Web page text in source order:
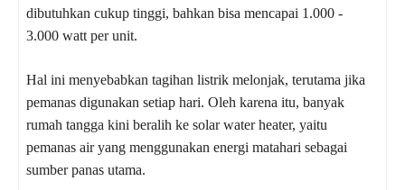
dibutuhkan cukup tinggi, bahkan bisa mencapai 1.000 -
3.000 watt per unit.
Hal ini menyebabkan tagihan listrik melonjak, terutama jika
pemanas digunakan setiap hari. Oleh karena itu, banyak
rumah tangga kini beralih ke solar water heater, yaitu
pemanas air yang menggunakan energi matahari sebagai
sumber panas utama.